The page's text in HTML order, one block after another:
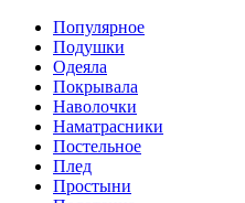
Популярное
Подушки
Одеяла
Покрывала
Наволочки
Наматрасники
Постельное
Плед
Простыни